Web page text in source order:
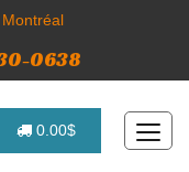
Montréal
0638
0.00$